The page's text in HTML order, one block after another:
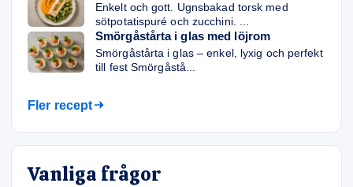
Enkelt och gott. Ugnsbakad torsk med
sötpotatispuré och zucchini. ...
Smörgåstårta i glas med löjrom
Smörgåstårta i glas – enkel, lyxig och perfekt
till fest Smörgåstå...
Fler recept
Vanliga frågor